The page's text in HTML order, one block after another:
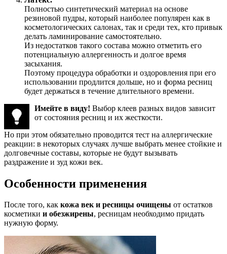
Полностью синтетический материал на основе
резиновой пудры, который наиболее популярен как в
косметологических салонах, так и среди тех, кто привык
делать ламинирование самостоятельно.
Из недостатков такого состава можно отметить его
потенциальную аллергенность и долгое время
засыхания.
Поэтому процедура обработки и оздоровления при его
использовании продлится дольше, но и форма ресниц
будет держаться в течение длительного времени.
Имейте в виду! Выбор клеев разных видов зависит
от состояния ресниц и их жесткости.
Но при этом обязательно проводится тест на аллергические
реакции: в некоторых случаях лучше выбрать менее стойкие и
долговечные составы, которые не будут вызывать
раздражение и зуд кожи век.
Особенности применения
После того, как кожа век и ресницы очищены от остатков
косметики и обезжирены, ресницам необходимо придать
нужную форму.